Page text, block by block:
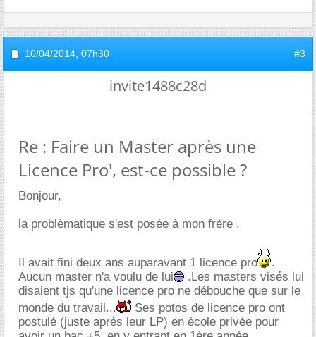
10/04/2014, 07h30 #3
invite1488c28d
Re : Faire un Master après une
Licence Pro', est-ce possible ?
Bonjour,
la problèmatique s'est posée à mon frère .
Il avait fini deux ans auparavant 1 licence pro
.
Aucun master n'a voulu de lui
.Les masters visés lui
disaient tjs qu'une licence pro ne débouche que sur le
monde du travail...
Ses potos de licence pro ont
postulé (juste après leur LP) en école privée pour